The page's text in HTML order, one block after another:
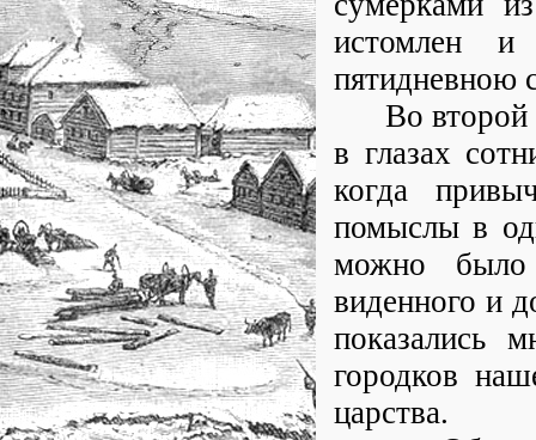
истомлен
пятидневною
Во второй
в глазах
когда
помыслы в
можно было
виденного и
показались
городков
царства.